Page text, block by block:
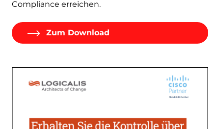
Compliance erreichen.
Zum Download